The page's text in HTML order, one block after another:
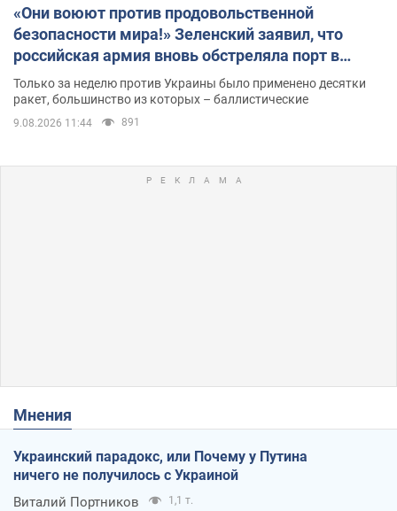
«Они воюют против продовольственной
безопасности мира!» Зеленский заявил, что
российская армия вновь обстреляла порт в
Одессе
Только за неделю против Украины было применено десятки
ракет, большинство из которых – баллистические
9.08.2026 11:44 891
Мнения
Украинский парадокс, или Почему у Путина
ничего не получилось с Украиной
Виталий Портников 1,1 т.